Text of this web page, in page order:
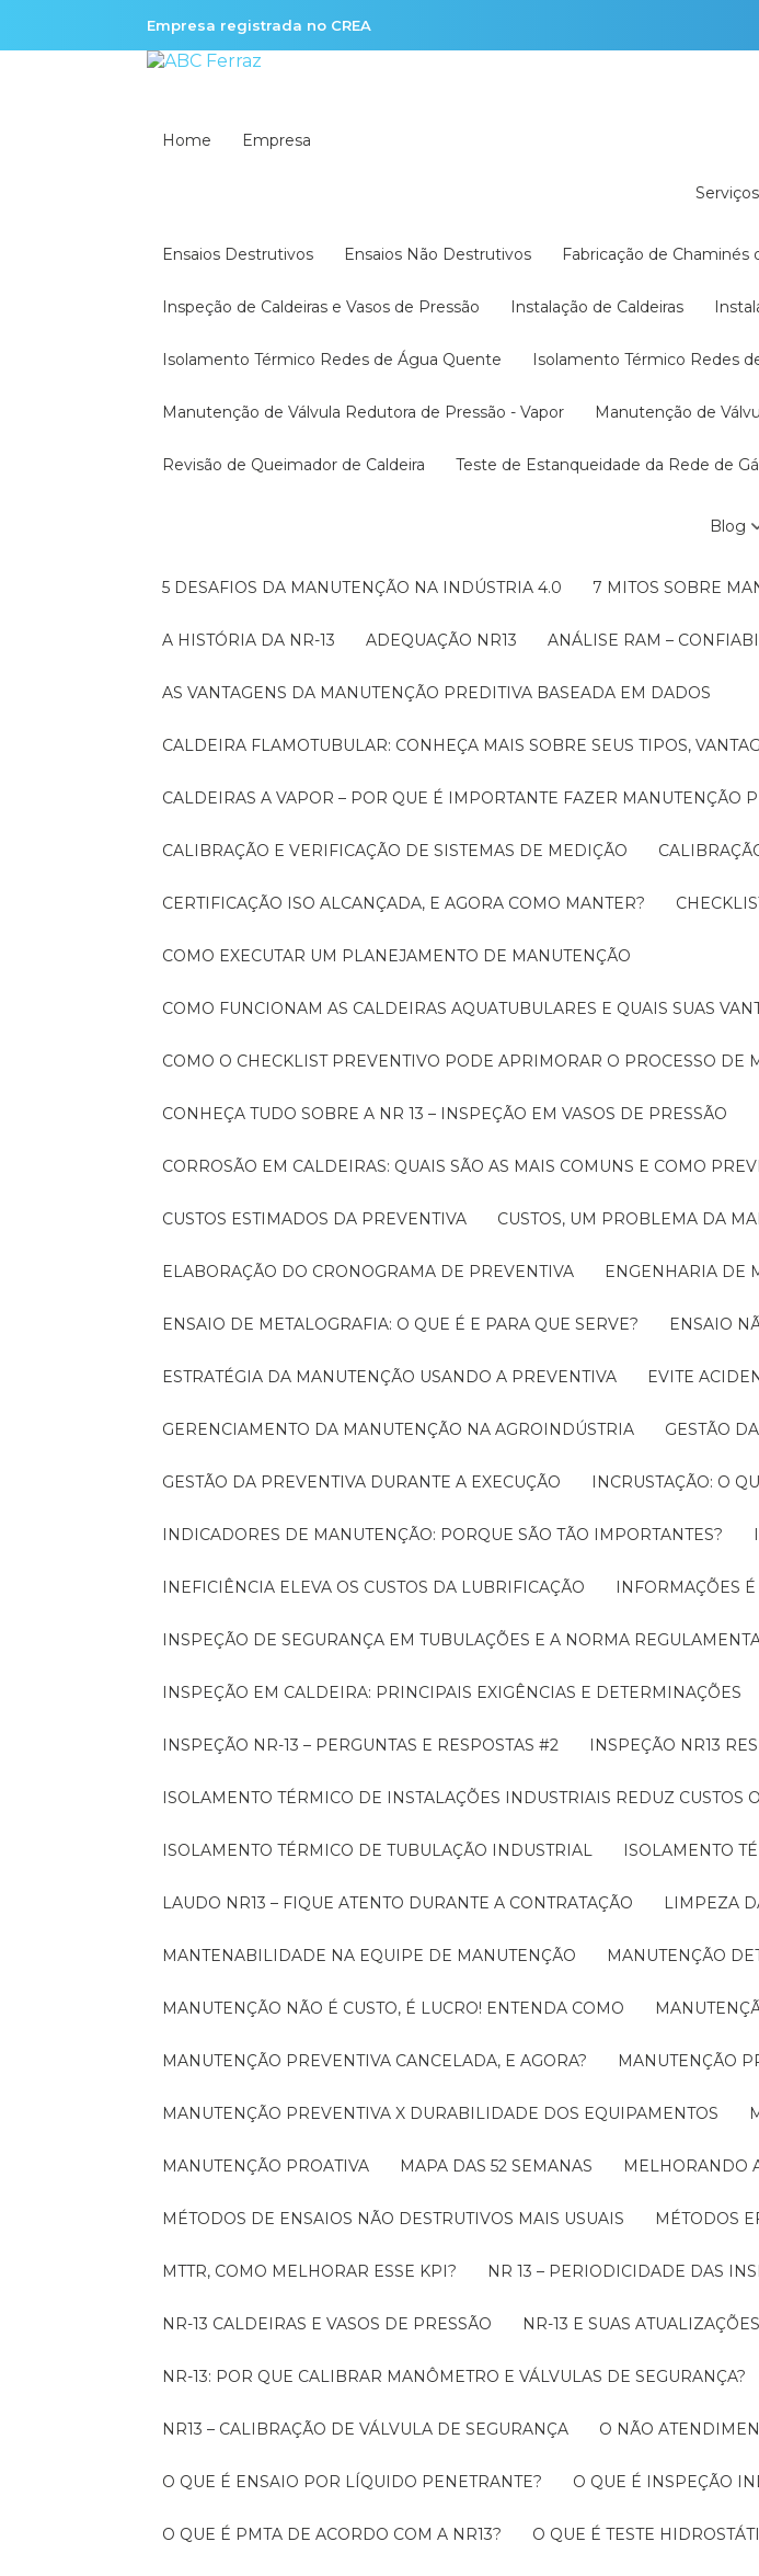
Empresa registrada no CREA
Home Empresa
Serviços
Ensaios Destrutivos Ensaios Não Destrutivos Fabricação de Chaminés
Inspeção de Caldeiras e Vasos de Pressão Instalação de Caldeiras
Isolamento Térmico Redes de Água Quente Isolamento Térmico Redes
Manutenção de Válvula Redutora de Pressão - Vapor Manutenção de
Revisão de Queimador de Caldeira Teste de Estanqueidade da Rede de
Blog
5 DESAFIOS DA MANUTENÇÃO NA INDÚSTRIA 4.0 7 MITOS SOBRE
A HISTÓRIA DA NR-13 ADEQUAÇÃO NR13 ANÁLISE RAM –
AS VANTAGENS DA MANUTENÇÃO PREDITIVA BASEADA EM DADOS
CALDEIRA FLAMOTUBULAR: CONHEÇA MAIS SOBRE SEUS TIPOS,
CALDEIRAS A VAPOR – POR QUE É IMPORTANTE FAZER MANUTENÇÃO
CALIBRAÇÃO E VERIFICAÇÃO DE SISTEMAS DE MEDIÇÃO
CERTIFICAÇÃO ISO ALCANÇADA, E AGORA COMO MANTER?
COMO EXECUTAR UM PLANEJAMENTO DE MANUTENÇÃO
COMO FUNCIONAM AS CALDEIRAS AQUATUBULARES E QUAIS SUAS
COMO O CHECKLIST PREVENTIVO PODE APRIMORAR O PROCESSO DE
CONHEÇA TUDO SOBRE A NR 13 – INSPEÇÃO EM VASOS DE PRESSÃO
CORROSÃO EM CALDEIRAS: QUAIS SÃO AS MAIS COMUNS E COMO
CUSTOS ESTIMADOS DA PREVENTIVA CUSTOS, UM PROBLEMA DA
ELABORAÇÃO DO CRONOGRAMA DE PREVENTIVA ENGENHARIA DE
ENSAIO DE METALOGRAFIA: O QUE É E PARA QUE SERVE? ENSAIO
ESTRATÉGIA DA MANUTENÇÃO USANDO A PREVENTIVA EVITE
GERENCIAMENTO DA MANUTENÇÃO NA AGROINDÚSTRIA GESTÃO
GESTÃO DA PREVENTIVA DURANTE A EXECUÇÃO INCRUSTAÇÃO: O
INDICADORES DE MANUTENÇÃO: PORQUE SÃO TÃO IMPORTANTES?
INEFICIÊNCIA ELEVA OS CUSTOS DA LUBRIFICAÇÃO INFORMAÇÕES
INSPEÇÃO DE SEGURANÇA EM TUBULAÇÕES E A NORMA
INSPEÇÃO EM CALDEIRA: PRINCIPAIS EXIGÊNCIAS E DETERMINAÇÕES
INSPEÇÃO NR-13 – PERGUNTAS E RESPOSTAS #2 INSPEÇÃO NR13
ISOLAMENTO TÉRMICO DE INSTALAÇÕES INDUSTRIAIS REDUZ CUSTOS
ISOLAMENTO TÉRMICO DE TUBULAÇÃO INDUSTRIAL ISOLAMENTO
LAUDO NR13 – FIQUE ATENTO DURANTE A CONTRATAÇÃO LIMPEZA
MANTENABILIDADE NA EQUIPE DE MANUTENÇÃO MANUTENÇÃO
MANUTENÇÃO NÃO É CUSTO, É LUCRO! ENTENDA COMO
MANUTENÇÃO PREVENTIVA CANCELADA, E AGORA? MANUTENÇÃO
MANUTENÇÃO PREVENTIVA X DURABILIDADE DOS EQUIPAMENTOS
MANUTENÇÃO PROATIVA MAPA DAS 52 SEMANAS
MÉTODOS DE ENSAIOS NÃO DESTRUTIVOS MAIS USUAIS MÉTODOS
MTTR, COMO MELHORAR ESSE KPI? NR 13 – PERIODICIDADE DAS
NR-13 CALDEIRAS E VASOS DE PRESSÃO NR-13 E SUAS ATUALIZAÇÕES
NR-13: POR QUE CALIBRAR MANÔMETRO E VÁLVULAS DE SEGURANÇA?
NR13 – CALIBRAÇÃO DE VÁLVULA DE SEGURANÇA O NÃO
O QUE É ENSAIO POR LÍQUIDO PENETRANTE? O QUE É INSPEÇÃO
O QUE É PMTA DE ACORDO COM A NR13? O QUE É TESTE